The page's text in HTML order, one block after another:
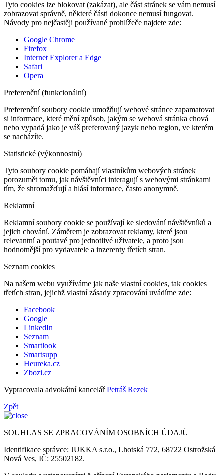
Tyto cookies lze blokovat (zakázat), ale část stránek se vám nemusí
zobrazovat správně, některé části dokonce nemusí fungovat.
Návody pro nejčastěji používané prohlížeče najdete zde:
Google Chrome
Firefox
Internet Explorer a Edge
Safari
Opera
Preferenční (funkcionální)
Preferenční soubory cookie umožňují webové stránce zapamatovat
si informace, které mění způsob, jakým se webová stránka chová
nebo vypadá jako je váš preferovaný jazyk nebo region, ve kterém
se nacházíte.
Statistické (výkonnostní)
Tyto soubory cookie pomáhají vlastníkům webových stránek
porozumět tomu, jak návštěvníci interagují s webovými stránkami
tím, že shromažďují a hlásí informace, často anonymně.
Reklamní
Reklamní soubory cookie se používají ke sledování návštěvníků a
jejich chování. Záměrem je zobrazovat reklamy, které jsou
relevantní a poutavé pro jednotlivé uživatele, a proto jsou
hodnotnější pro vydavatele a inzerenty třetích stran.
Seznam cookies
Na našem webu využíváme jak naše vlastní cookies, tak cookies
třetích stran, jejichž vlastní zásady zpracování uvádíme zde:
Facebook
Google
LinkedIn
Seznam
Smartlook
Smartsupp
Heureka.cz
Zbozi.cz
Vypracovala advokátní kancelářPetráš Rezek
Zpět
SOUHLAS SE ZPRACOVÁNÍM OSOBNÍCH ÚDAJŮ
Identifikace správce: JUKKA s.r.o., Lhotská 772, 68722 Ostrožská
Nová Ves, IČ: 25502182.